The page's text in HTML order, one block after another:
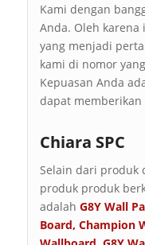
Kami dengan
Anda. Oleh karena
yang menjadi
kami di nomor
Kepuasan Anda
dapat
Chiara SPC
Selain dari produk
produk produk
adalah G8Y Wall
Board, Champion